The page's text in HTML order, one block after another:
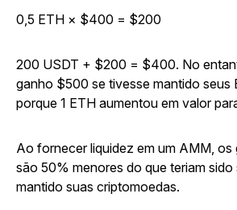
0,5 ETH × $400 = $200
200 USDT + $200 = $400. No
ganho $500 se tivesse mantido seus
porque 1 ETH aumentou em valor
Ao fornecer liquidez em um AMM, os
são 50% menores do que teriam sido
mantido suas criptomoedas.